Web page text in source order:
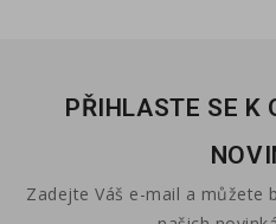
PŘIHLASTE SE K
Zadejte Váš e-mail a můžete